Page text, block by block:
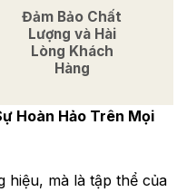
Đảm Bảo Chất
Lượng và Hài
Lòng Khách
Hàng
Hoàn Hảo Trên Mọi
hiệu, mà là tập thể của